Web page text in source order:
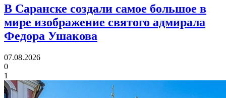
В Саранске создали самое большое в
мире изображение святого адмирала
Федора Ушакова
07.08.2026
0
1